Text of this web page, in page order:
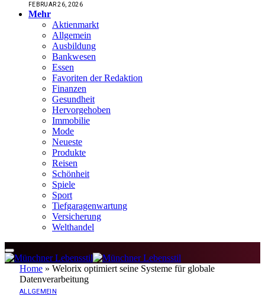
FEBRUAR 26, 2026
Mehr
Aktienmarkt
Allgemein
Ausbildung
Bankwesen
Essen
Favoriten der Redaktion
Finanzen
Gesundheit
Hervorgehoben
Immobilie
Mode
Neueste
Produkte
Reisen
Schönheit
Spiele
Sport
Tiefgaragenwartung
Versicherung
Welthandel
Home » Welorix optimiert seine Systeme für globale
Datenverarbeitung
ALLGEMEIN